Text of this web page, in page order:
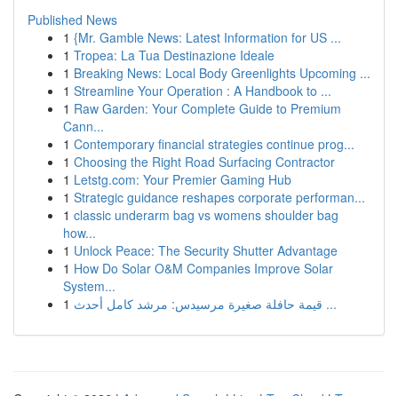
Published News
1 {Mr. Gamble News: Latest Information for US ...
1 Tropea: La Tua Destinazione Ideale
1 Breaking News: Local Body Greenlights Upcoming ...
1 Streamline Your Operation : A Handbook to ...
1 Raw Garden: Your Complete Guide to Premium
Cann...
1 Contemporary financial strategies continue prog...
1 Choosing the Right Road Surfacing Contractor
1 Letstg.com: Your Premier Gaming Hub
1 Strategic guidance reshapes corporate performan...
1 classic underarm bag vs womens shoulder bag
how...
1 Unlock Peace: The Security Shutter Advantage
1 How Do Solar O&M Companies Improve Solar
System...
1
قيمة حافلة صغيرة مرسيدس: مرشد كامل أحدث ...